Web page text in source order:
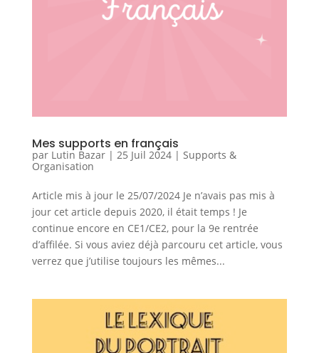
Mes supports en français
par Lutin Bazar| 25 Juil 2024| Supports &
Organisation
Article mis à jour le 25/07/2024 Je n’avais pas mis à
jour cet article depuis 2020, il était temps ! Je
continue encore en CE1/CE2, pour la 9e rentrée
d’affilée. Si vous aviez déjà parcouru cet article, vous
verrez que j’utilise toujours les mêmes...